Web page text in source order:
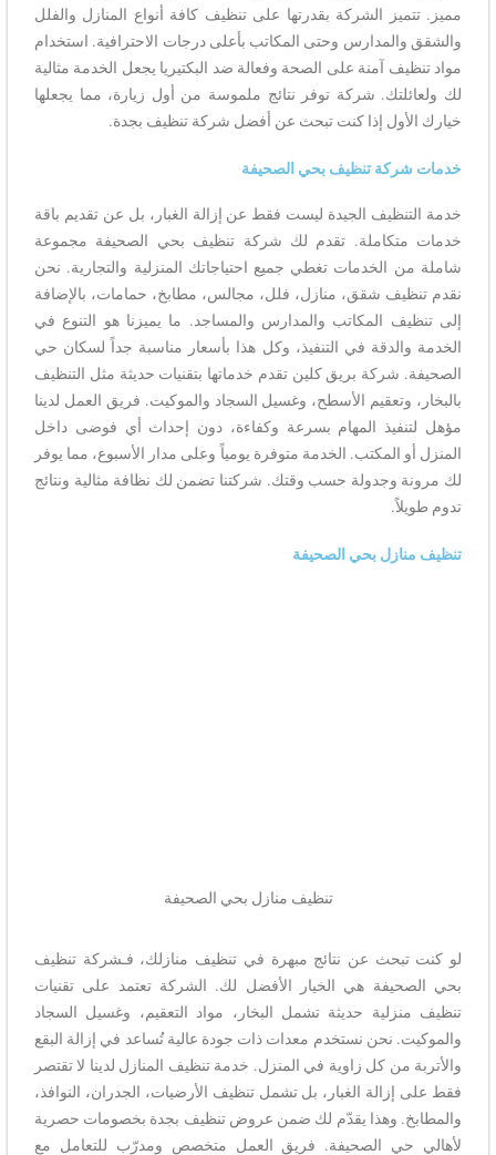
مميز. تتميز الشركة بقدرتها على تنظيف كافة أنواع المنازل والفلل
والشقق والمدارس وحتى المكاتب بأعلى درجات الاحترافية. استخدام
مواد تنظيف آمنة على الصحة وفعالة ضد البكتيريا يجعل الخدمة مثالية
لك ولعائلتك. شركة توفر نتائج ملموسة من أول زيارة، مما يجعلها
خيارك الأول إذا كنت تبحث عن أفضل شركة تنظيف بجدة.
خدمات شركة تنظيف بحي الصحيفة
خدمة التنظيف الجيدة ليست فقط عن إزالة الغبار، بل عن تقديم باقة
خدمات متكاملة. تقدم لك شركة تنظيف بحي الصحيفة مجموعة
شاملة من الخدمات تغطي جميع احتياجاتك المنزلية والتجارية. نحن
نقدم تنظيف شقق، منازل، فلل، مجالس، مطابخ، حمامات، بالإضافة
إلى تنظيف المكاتب والمدارس والمساجد. ما يميزنا هو التنوع في
الخدمة والدقة في التنفيذ، وكل هذا بأسعار مناسبة جداً لسكان حي
الصحيفة. شركة بريق كلين تقدم خدماتها بتقنيات حديثة مثل التنظيف
بالبخار، وتعقيم الأسطح، وغسيل السجاد والموكيت. فريق العمل لدينا
مؤهل لتنفيذ المهام بسرعة وكفاءة، دون إحداث أي فوضى داخل
المنزل أو المكتب. الخدمة متوفرة يومياً وعلى مدار الأسبوع، مما يوفر
لك مرونة وجدولة حسب وقتك. شركتنا تضمن لك نظافة مثالية ونتائج
تدوم طويلاً.
تنظيف منازل بحي الصحيفة
تنظيف منازل بحي الصحيفة
لو كنت تبحث عن نتائج مبهرة في تنظيف منازلك، فـشركة تنظيف
بحي الصحيفة هي الخيار الأفضل لك. الشركة تعتمد على تقنيات
تنظيف منزلية حديثة تشمل البخار، مواد التعقيم، وغسيل السجاد
والموكيت. نحن نستخدم معدات ذات جودة عالية تُساعد في إزالة البقع
والأتربة من كل زاوية في المنزل. خدمة تنظيف المنازل لدينا لا تقتصر
فقط على إزالة الغبار، بل تشمل تنظيف الأرضيات، الجدران، النوافذ،
والمطابخ. وهذا يقدّم لك ضمن عروض تنظيف بجدة بخصومات حصرية
لأهالي حي الصحيفة. فريق العمل متخصص ومدرّب للتعامل مع